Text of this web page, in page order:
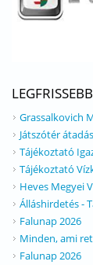
Grassalkovich
Játszótér
Tájékoztató
Tájékoztató
Heves Megyei
Álláshirdetés -
Falunap 2026
Minden, ami
Falunap 2026